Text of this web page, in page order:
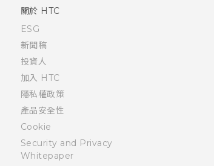
關於 HTC
ESG
新聞稿
投資人
加入 HTC
隱私權政策
產品安全性
Cookie
Security and Privacy
Whitepaper